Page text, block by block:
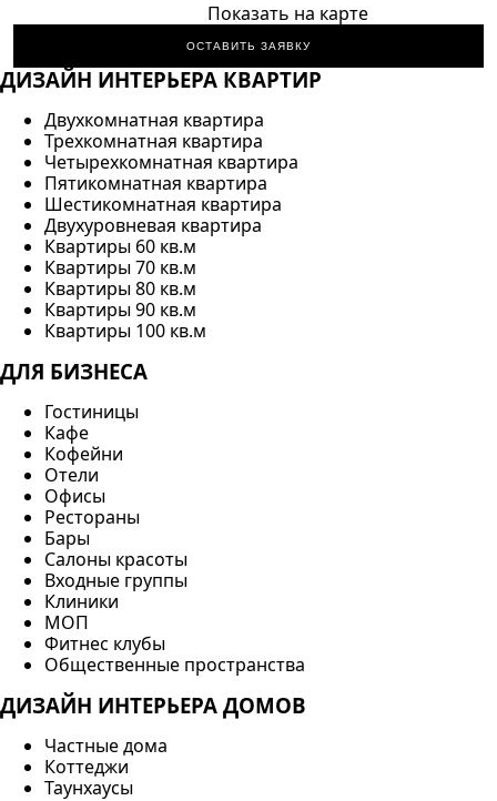
Показать на карте
ОСТАВИТЬ ЗАЯВКУ
ДИЗАЙН ИНТЕРЬЕРА КВАРТИР
Двухкомнатная квартира
Трехкомнатная квартира
Четырехкомнатная квартира
Пятикомнатная квартира
Шестикомнатная квартира
Двухуровневая квартира
Квартиры 60 кв.м
Квартиры 70 кв.м
Квартиры 80 кв.м
Квартиры 90 кв.м
Квартиры 100 кв.м
ДЛЯ БИЗНЕСА
Гостиницы
Кафе
Кофейни
Отели
Офисы
Рестораны
Бары
Салоны красоты
Входные группы
Клиники
МОП
Фитнес клубы
Общественные пространства
ДИЗАЙН ИНТЕРЬЕРА ДОМОВ
Частные дома
Коттеджи
Таунхаусы